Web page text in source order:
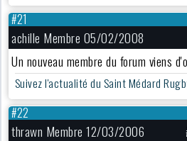
#21
achille Membre 05/02/2008
Un nouveau membre du forum viens
Suivez l'actualité du Saint Médard
#22
thrawn Membre 12/03/2006